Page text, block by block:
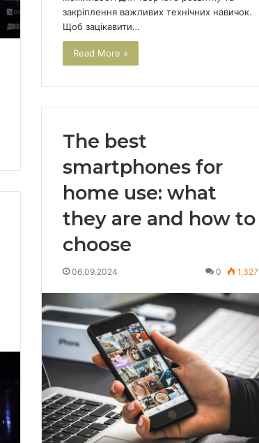
закріплення важливих технічних навичок.
Щоб зацікавити…
Read More »
The best
smartphones for
home use: what
they are and how to
choose
06.09.2024 0 1,327